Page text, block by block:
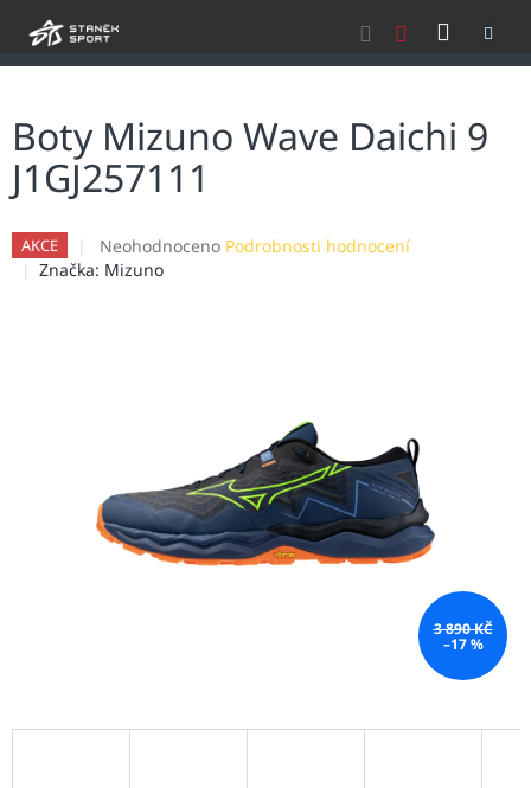
Boty Mizuno Wave Daichi 9
J1GJ257111
AKCE
Průměrné
hodnocení
Neohodnoceno Podrobnosti hodnocení
Značka: Mizuno
3 890 KČ
–17 %